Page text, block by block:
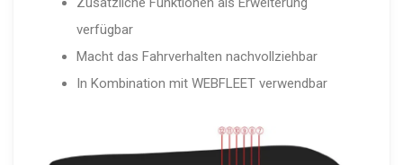
verfügbar
Macht das Fahrver­halten nachvoll­ziehbar
In Kombination mit WEBFLEET verwendbar